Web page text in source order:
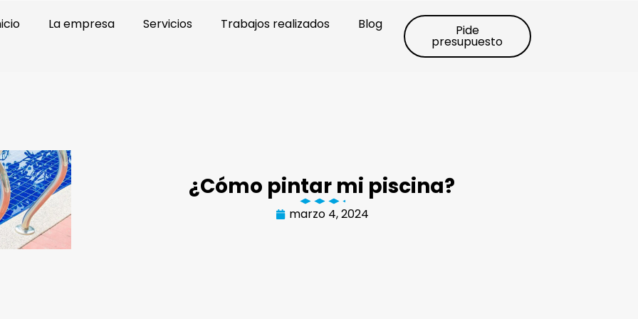
La empresa Servicios Trabajos realizados Blog Pide
presupuesto
¿Cómo pintar mi piscina?
marzo 4, 2024